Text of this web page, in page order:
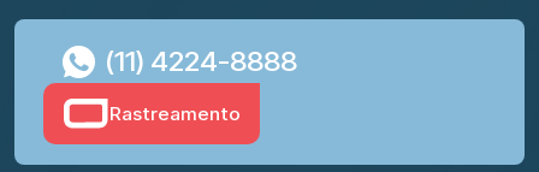
(11) 4224-8888
Rastreamento